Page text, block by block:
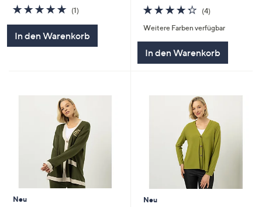
5.0
von
(1)1
In den Warenkorb
4.2
von
5
(4)4
Weitere Farben verfügbar
In den Warenkorb
Neu
Neu